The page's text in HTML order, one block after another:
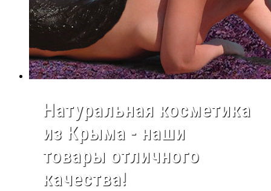
Натуральная косметика
из Крыма - наши
товары отличного
качества!